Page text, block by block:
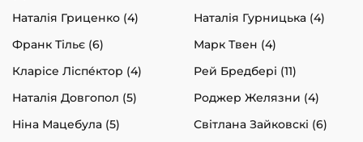
Наталія Гриценко (4)
Наталія Гурницька (4)
Франк Тільє (6)
Марк Твен (4)
Кларісе Ліспéктор (4)
Рей Бредбері (11)
Наталія Довгопол (5)
Роджер Желязни (4)
Ніна Мацебула (5)
Світлана Зайковскі (6)